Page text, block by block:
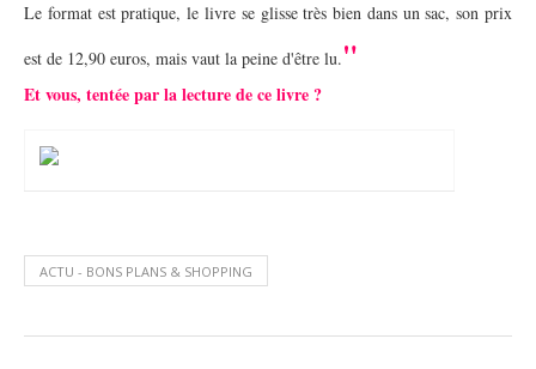
Le format est pratique, le livre se glisse très bien dans un sac, son prix
est de 12,90 euros, mais vaut la peine d'être lu."
Et vous, tentée par la lecture de ce livre ?
ACTU - BONS PLANS & SHOPPING